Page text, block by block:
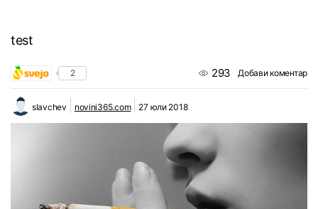
test
2 293 Добави коментар
slavchev novini365.com 27 юли 2018